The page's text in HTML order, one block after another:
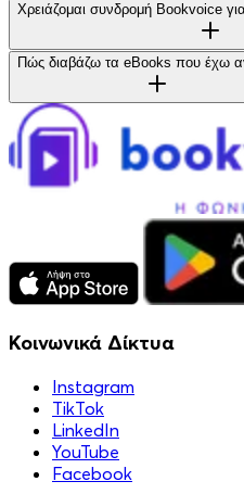
Χρειάζομαι συνδρομή Bookvoice
Πώς διαβάζω τα eBooks που έχω
Κοινωνικά Δίκτυα
Instagram
TikTok
LinkedIn
YouTube
Facebook